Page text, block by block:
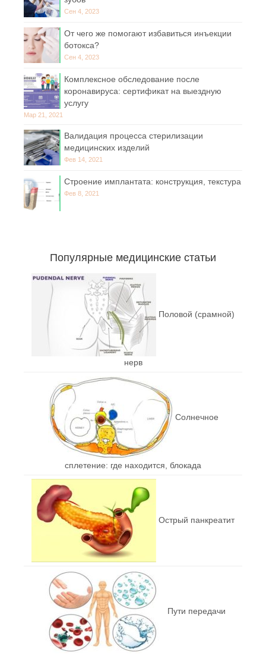
Сен 4, 2023
От чего же помогают избавиться инъекции
ботокса?
Сен 4, 2023
Комплексное обследование после
коронавируса: сертификат на выездную
услугу
Мар 21, 2021
Валидация процесса стерилизации
медицинских изделий
Фев 14, 2021
Строение имплантата: конструкция, текстура
Фев 8, 2021
Популярные медицинские статьи
Половой (срамной)
нерв
Солнечное
сплетение: где находится, блокада
Острый панкреатит
Пути передачи